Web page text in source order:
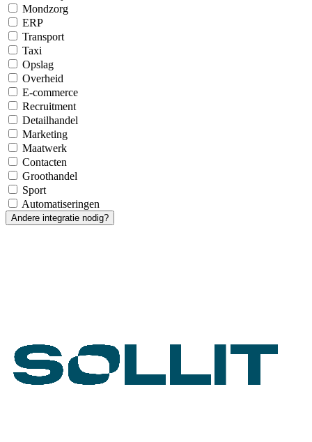
Mondzorg
ERP
Transport
Taxi
Opslag
Overheid
E-commerce
Recruitment
Detailhandel
Marketing
Maatwerk
Contacten
Groothandel
Sport
Automatiseringen
Andere integratie nodig?